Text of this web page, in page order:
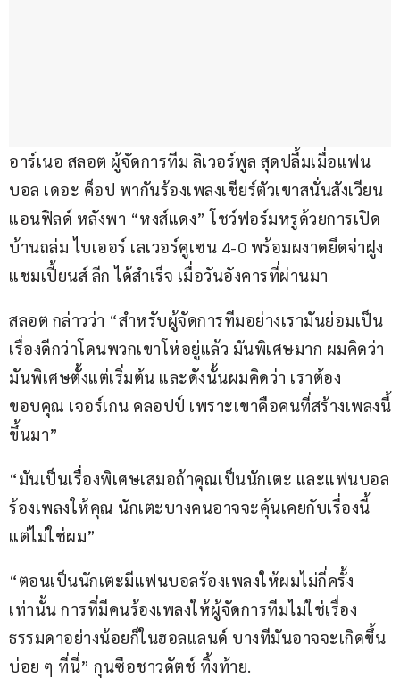
อาร์เนอ สลอต ผู้จัดการทีม ลิเวอร์พูล สุดปลื้มเมื่อแฟน
บอล เดอะ ค็อป พากันร้องเพลงเชียร์ตัวเขาสนั่นสังเวียน
แอนฟิลด์ หลังพา “หงส์แดง” โชว์ฟอร์มหรูด้วยการเปิด
บ้านถล่ม ไบเออร์ เลเวอร์คูเซน 4-0 พร้อมผงาดยึดจ่าฝูง
แชมเปี้ยนส์ ลีก ได้สำเร็จ เมื่อวันอังคารที่ผ่านมา
สลอต กล่าวว่า “สำหรับผู้จัดการทีมอย่างเรามันย่อมเป็น
เรื่องดีกว่าโดนพวกเขาโห่อยู่แล้ว มันพิเศษมาก ผมคิดว่า
มันพิเศษตั้งแต่เริ่มต้น และดังนั้นผมคิดว่า เราต้อง
ขอบคุณ เจอร์เกน คลอปป์ เพราะเขาคือคนที่สร้างเพลงนี้
ขึ้นมา”
“มันเป็นเรื่องพิเศษเสมอถ้าคุณเป็นนักเตะ และแฟนบอล
ร้องเพลงให้คุณ นักเตะบางคนอาจจะคุ้นเคยกับเรื่องนี้
แต่ไม่ใช่ผม”
“ตอนเป็นนักเตะมีแฟนบอลร้องเพลงให้ผมไม่กี่ครั้ง
เท่านั้น การที่มีคนร้องเพลงให้ผู้จัดการทีมไม่ใช่เรื่อง
ธรรมดาอย่างน้อยก็ในฮอลแลนด์ บางทีมันอาจจะเกิดขึ้น
บ่อย ๆ ที่นี่” กุนซือชาวดัตช์ ทิ้งท้าย.